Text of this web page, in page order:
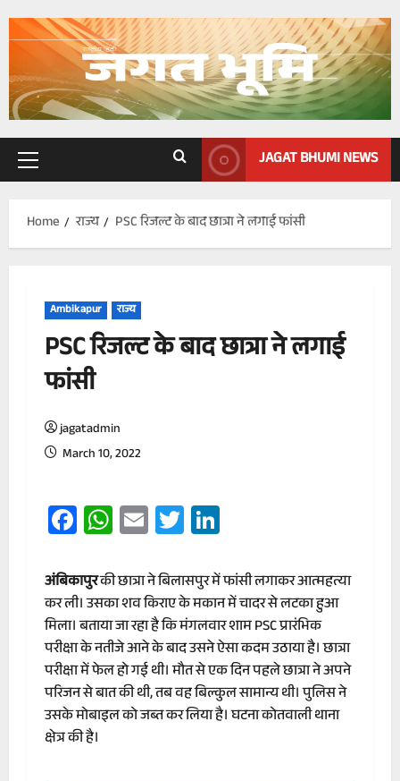
Primary
JAGAT BHUMI NEWS
Home राज्य PSC रिजल्ट के बाद छात्रा ने लगाई फांसी
Ambikapur राज्य
PSC रिजल्ट के बाद छात्रा ने लगाई
फांसी
jagatadmin
March 10, 2022
Facebook
WhatsApp
EmailTwitter
अंबिकापुरकी छात्रा ने बिलासपुर में फांसी लगाकर आत्महत्या
कर ली। उसका शव किराए के मकान में चादर से लटका हुआ
मिला। बताया जा रहा है कि मंगलवार शाम PSC प्रारंभिक
परीक्षा के नतीजे आने के बाद उसने ऐसा कदम उठाया है। छात्रा
परीक्षा में फेल हो गई थी। मौत से एक दिन पहले छात्रा ने अपने
परिजन से बात की थी, तब वह बिल्कुल सामान्य थी। पुलिस ने
उसके मोबाइल को जब्त कर लिया है। घटना कोतवाली थाना
क्षेत्र की है।